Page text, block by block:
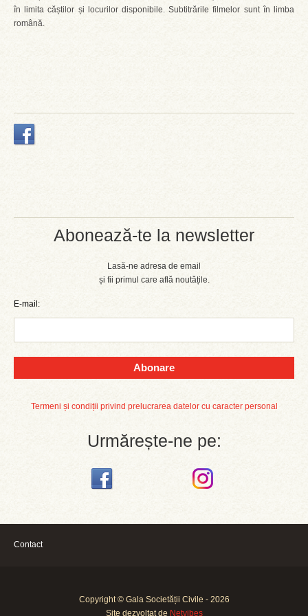
Abonează-te la newsletter
Lasă-ne adresa de email
și fii primul care află noutățile.
E-mail:
Abonare
Termeni și condiții privind prelucrarea datelor cu caracter personal
Urmărește-ne pe:
în limita căștilor și locurilor disponibile. Subtitrările filmelor sunt în limba
română.
Contact
Copyright © Gala Societății Civile - 2026
Site dezvoltat de Netvibes